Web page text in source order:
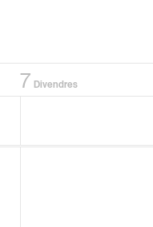
7 Divendres